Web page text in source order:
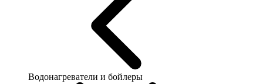
Водонагреватели и бойлеры